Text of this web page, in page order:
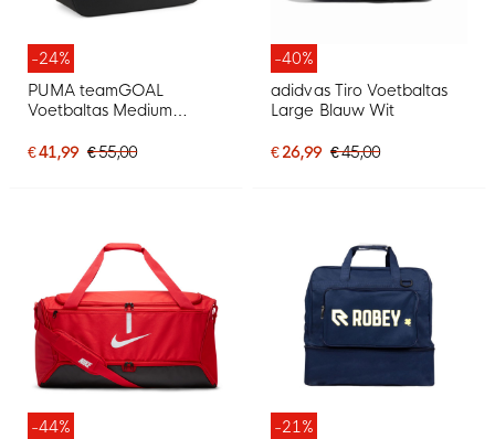
-24%
PUMA teamGOAL
Voetbaltas Medium
€ 41,99 € 55,00
-40%
adidvas Tiro Voetbaltas
Large Blauw Wit
€ 26,99 € 45,00
-44%
-21%